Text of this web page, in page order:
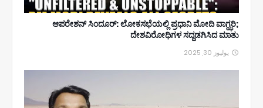
ಆಪರೇಶನ್ ಸಿಂದೂರ್: ಲೋಕಸಭೆಯಲ್ಲಿ ಪ್ರಧಾನಿ ಮೋದಿ ವಾಗ್ಝರಿ;
ದೇಶವಿರೋಧಿಗಳ ಸದ್ದಡಗಿಸಿದ ಮಾತು
يوليوز 30, 2025